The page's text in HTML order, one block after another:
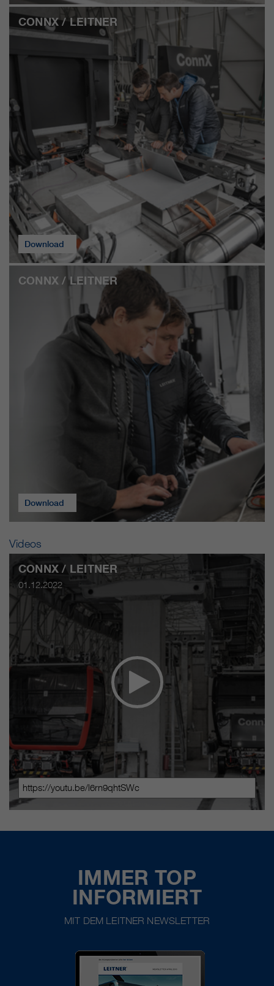
CONNX / LEITNER
Download
CONNX / LEITNER
Download
Videos
CONNX / LEITNER
01.12.2022
IMMER TOP
INFORMIERT
MIT DEM LEITNER NEWSLETTER